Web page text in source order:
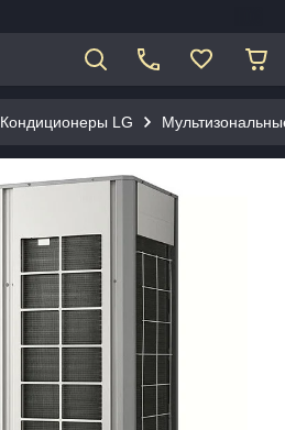
Кондиционеры LG